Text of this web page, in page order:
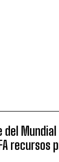
del Mundial
recursos